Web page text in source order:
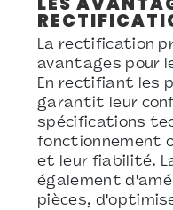
La rectification
avantages pour
En rectifiant les
garantit leur
spécifications
fonctionnement
et leur fiabilité.
également
pièces,